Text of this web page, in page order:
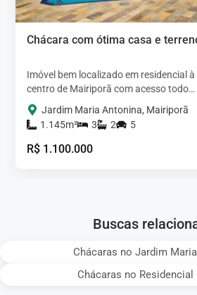
Chácara com ótima casa e
Imóvel bem localizado em residencial
centro de Mairiporã com acesso todo
asfaltado. A casa é térrea e avarandada,
possui 3…
Jardim Maria Antonina, Mairiporã
1.145m²
3 2 5
R$ 1.100.000
Buscas
Chácaras no Jardim
Chácaras no Residencial